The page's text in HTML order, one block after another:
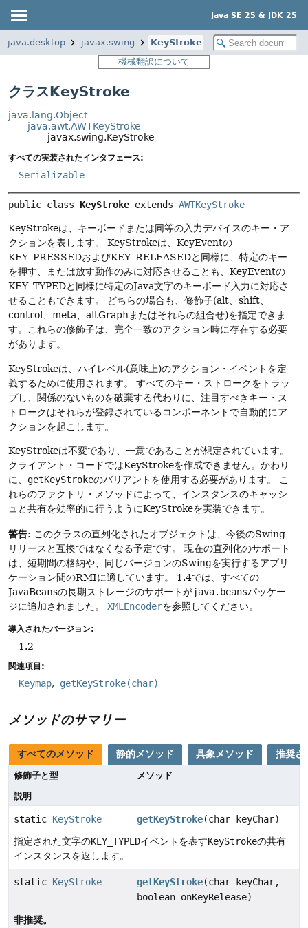
Java SE 25 & JDK 25
java.desktop javax.swing
KeyStroke
機械翻訳について
クラスKeyStroke
java.lang.Object
java.awt.AWTKeyStroke
javax.swing.KeyStroke
すべての実装されたインタフェース:
Serializable
public class KeyStroke extends AWTKeyStroke
KeyStrokeは、キーボードまたは同等の入力デバイスのキー・ア
クションを表します。
KeyStrokeは、KeyEventの
KEY_PRESSEDおよびKEY_RELEASEDと同様に、特定のキー
を押す、または放す動作のみに対応させることも、KeyEventの
KEY_TYPEDと同様に特定のJava文字のキーボード入力に対応さ
せることもできます。
どちらの場合も、修飾子(alt、shift、
control、meta、altGraphまたはそれらの組合せ)を指定できま
す。これらの修飾子は、完全一致のアクション時に存在する必要
があります。
KeyStrokeは、ハイレベル(意味上)のアクション・イベントを定
義するために使用されます。
すべてのキー・ストロークをトラッ
プし、関係のないものを破棄する代わりに、注目すべきキー・ス
トロークはそれらが登録されているコンポーネントで自動的にア
クションを起こします。
KeyStrokeは不変であり、一意であることが想定されています。
クライアント・コードではKeyStrokeを作成できません。かわり
に、 getKeyStrokeのバリアントを使用する必要があります。
こ
れらのファクトリ・メソッドによって、インスタンスのキャッシ
ュと共有を効率的に行うようにKeyStrokeを実装できます。
警告: このクラスの直列化されたオブジェクトは、今後のSwing
リリースと互換ではなくなる予定です。
現在の直列化のサポート
は、短期間の格納や、同じバージョンのSwingを実行するアプリ
ケーション間のRMIに適しています。
1.4では、すべての
JavaBeansの長期ストレージのサポートがjava.beansパッケー
ジに追加されました。
XMLEncoderを参照してください。
導入されたバージョン:
1.2
関連項目:
Keymap getKeyStroke(char)
メソッドのサマリー
すべてのメソッド 静的メソッド 具象メソッド 推奨さ
修飾子と型
メソッド
説明
static KeyStroke getKeyStroke(char keyChar)
指定された文字のKEY_TYPEDイベントを表すKeyStrokeの共有
インスタンスを返します。
static KeyStroke getKeyStroke(char keyChar,
boolean onKeyRelease)
非推奨。